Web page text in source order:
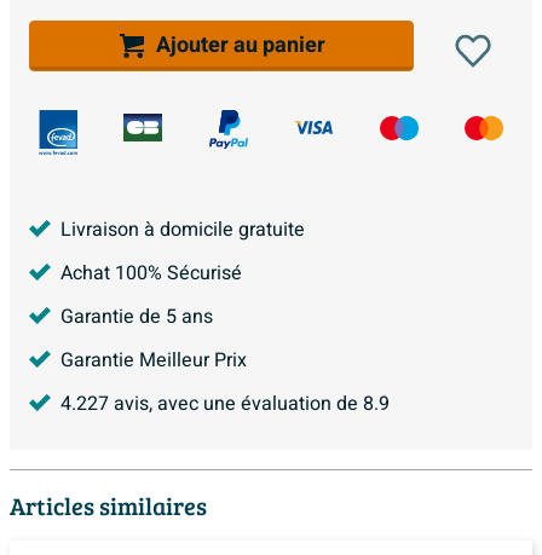
Ajouter au panier
Livraison à domicile gratuite
Achat 100% Sécurisé
Garantie de 5 ans
Garantie Meilleur Prix
4.227avis, avec une évaluation de 8.9
Articles similaires